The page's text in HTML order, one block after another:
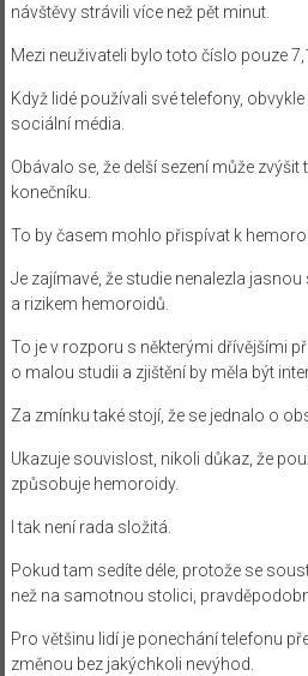
návštěvy strávili více než pět minut.
Mezi neuživateli bylo toto číslo pouze
Když lidé používali své telefony,
sociální média.
Obávalo se, že delší sezení může zvýšit
konečníku.
To by časem mohlo přispívat k
Je zajímavé, že studie nenalezla
a rizikem hemoroidů.
To je v rozporu s některými dřívějšími
o malou studii a zjištění by měla být
Za zmínku také stojí, že se jednalo o
Ukazuje souvislost, nikoli důkaz, že
způsobuje hemoroidy.
I tak není rada složitá.
Pokud tam sedíte déle, protože se
než na samotnou stolici,
Pro většinu lidí je ponechání telefonu
změnou bez jakýchkoli nevýhod.